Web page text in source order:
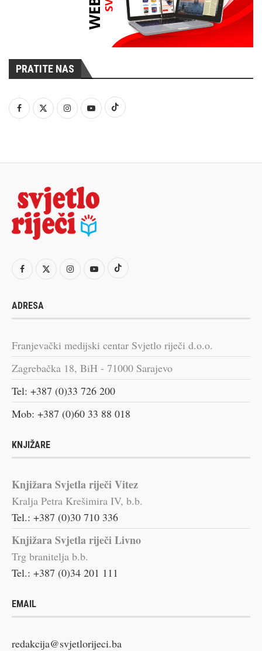
PRATITE NAS
ADRESA
Franjevački medijski centar Svjetlo riječi d.o.o.
Zagrebačka 18, BiH - 71000 Sarajevo
Tel: +387 (0)33 726 200
Mob: +387 (0)60 33 88 018
KNJIŽARE
Knjižara Svjetla riječi Vitez
Kralja Petra Krešimira IV, b.b.
Tel.: +387 (0)30 710 336
Knjižara Svjetla riječi Livno
Trg branitelja b.b.
Tel.: +387 (0)34 201 111
EMAIL
redakcija@svjetlorijeci.ba